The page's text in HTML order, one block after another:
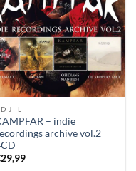
J - L
– indie
archive vol.2
29,99